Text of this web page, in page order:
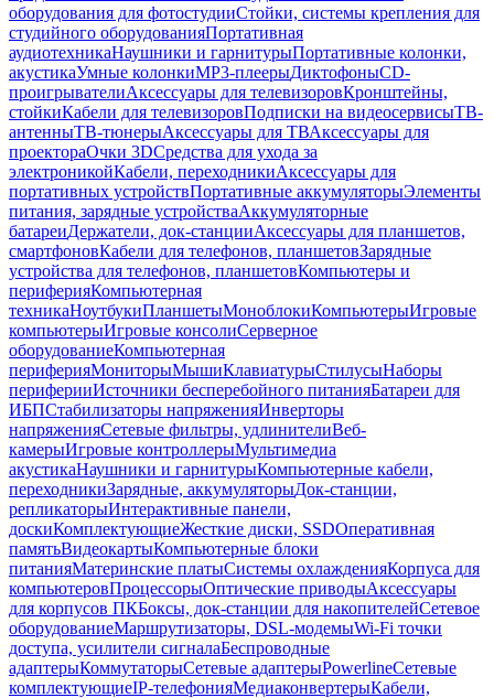
оборудования для фотостудииСтойки, системы крепления для
студийного оборудованияПортативная
аудиотехникаНаушники и гарнитурыПортативные колонки,
акустикаУмные колонкиMP3-плеерыДиктофоныCD-
проигрывателиАксессуары для телевизоровКронштейны,
стойкиКабели для телевизоровПодписки на видеосервисыТВ-
антенныТВ-тюнерыАксессуары для ТВАксессуары для
проектораОчки 3DСредства для ухода за
электроникойКабели, переходникиАксессуары для
портативных устройствПортативные аккумуляторыЭлементы
питания, зарядные устройстваАккумуляторные
батареиДержатели, док-станцииАксессуары для планшетов,
смартфоновКабели для телефонов, планшетовЗарядные
устройства для телефонов, планшетовКомпьютеры и
периферияКомпьютерная
техникаНоутбукиПланшетыМоноблокиКомпьютерыИгровые
компьютерыИгровые консолиСерверное
оборудованиеКомпьютерная
периферияМониторыМышиКлавиатурыСтилусыНаборы
периферииИсточники бесперебойного питанияБатареи для
ИБПСтабилизаторы напряженияИнверторы
напряженияСетевые фильтры, удлинителиВеб-
камерыИгровые контроллерыМультимедиа
акустикаНаушники и гарнитурыКомпьютерные кабели,
переходникиЗарядные, аккумуляторыДок-станции,
репликаторыИнтерактивные панели,
доскиКомплектующиеЖесткие диски, SSDОперативная
памятьВидеокартыКомпьютерные блоки
питанияМатеринские платыСистемы охлажденияКорпуса для
компьютеровПроцессорыОптические приводыАксессуары
для корпусов ПКБоксы, док-станции для накопителейСетевое
оборудованиеМаршрутизаторы, DSL-модемыWi-Fi точки
доступа, усилители сигналаБеспроводные
адаптерыКоммутаторыСетевые адаптерыPowerlineСетевые
комплектующиеIP-телефонияМедиаконвертерыКабели,